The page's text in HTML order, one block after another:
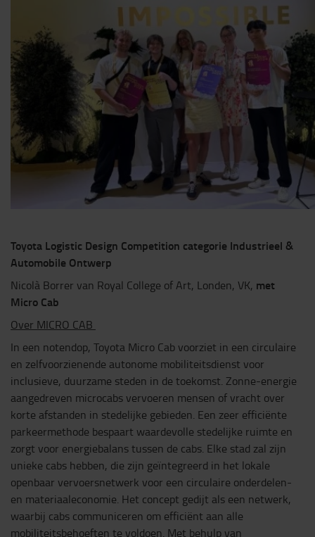
Toyota Logistic Design Competition categorie Industrieel &
Automobile Ontwerp
Nicolà Borrer van Royal College of Art, Londen, VK, met
Micro Cab
Over MICRO CAB
In een notendop, Toyota Micro Cab voorziet in een circulaire
en zelfvoorzienende autonome mobiliteitsdienst voor
inclusieve, duurzame steden in de toekomst. Zonne-energie
aangedreven microcabs vervoeren mensen of vracht over
korte afstanden in stedelijke gebieden. Een zeer efficiënte
parkeermethode bespaart waardevolle stedelijke ruimte en
zorgt voor energiebalans tussen de cabs. Elke stad zal zijn
unieke cabs hebben, die zijn geïntegreerd in het lokale
openbaar vervoersnetwerk voor een circulaire onderdelen-
en materiaaleconomie. Het concept gedijt als een netwerk,
waarbij cabs communiceren om efficiënt aan alle
mobiliteitsbehoeften te voldoen. Met behulp van